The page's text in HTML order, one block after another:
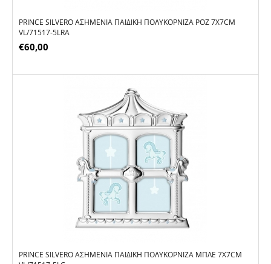
PRINCE SILVERO ΑΣΗΜΈΝΙΑ ΠΑΙΔΙΚΉ ΠΟΛΥΚΟΡΝΊΖΑ ΡΟΖ 7X7CM
VL/71517-5LRA
€60,00
PRINCE SILVERO ΑΣΗΜΈΝΙΑ ΠΑΙΔΙΚΉ ΠΟΛΥΚΟΡΝΊΖΑ ΜΠΛΕ 7X7CM